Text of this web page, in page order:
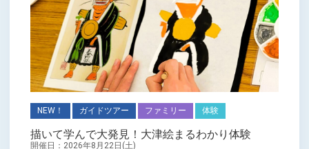
NEW！ ガイドツアー ファミリー 体験
描いて学んで大発見！大津絵まるわかり体験
開催日：2026年8月22日(土)